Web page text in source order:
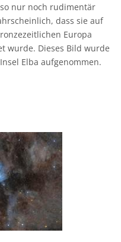
nur noch rudimentär
dass sie auf
Europa
wurde. Dieses Bild wurde
Elba aufgenommen.
Namensnennung 4.0